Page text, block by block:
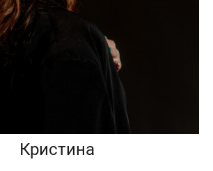
Кристина